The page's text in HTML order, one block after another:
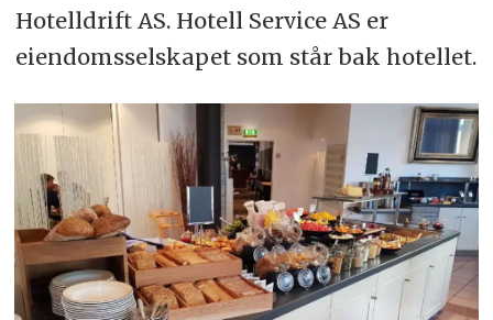
Hotelldrift AS. Hotell Service AS er
eiendomsselskapet som står bak hotellet.